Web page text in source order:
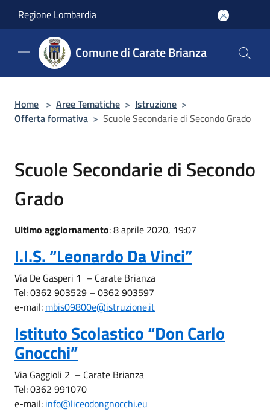
Regione Lombardia
Comune di Carate Brianza
Home > Aree Tematiche > Istruzione >
Offerta formativa > Scuole Secondarie di Secondo Grado
Scuole Secondarie di Secondo
Grado
Ultimo aggiornamento: 8 aprile 2020, 19:07
I.I.S. “Leonardo Da Vinci”
Via De Gasperi 1 – Carate Brianza
Tel: 0362 903529 – 0362 903597
e-mail: mbis09800e@istruzione.it
Istituto Scolastico “Don Carlo
Gnocchi”
Via Gaggioli 2 – Carate Brianza
Tel: 0362 991070
e-mail: info@liceodongnocchi.eu